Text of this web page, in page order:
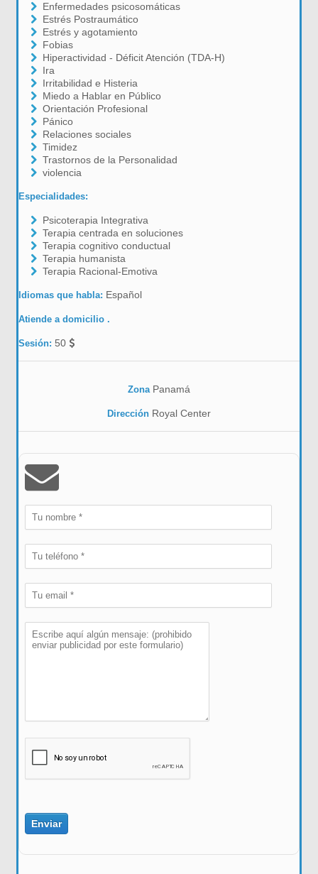
Enfermedades psicosomáticas
Estrés Postraumático
Estrés y agotamiento
Fobias
Hiperactividad - Déficit Atención (TDA-H)
Ira
Irritabilidad e Histeria
Miedo a Hablar en Público
Orientación Profesional
Pánico
Relaciones sociales
Timidez
Trastornos de la Personalidad
violencia
Especialidades:
Psicoterapia Integrativa
Terapia centrada en soluciones
Terapia cognitivo conductual
Terapia humanista
Terapia Racional-Emotiva
Idiomas que habla: Español
Atiende a domicilio .
Sesión: 50
Zona Panamá
Dirección Royal Center